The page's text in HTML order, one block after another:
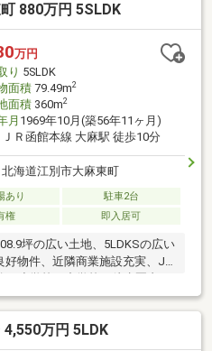
880万円 5SLDK
万円
り 5SLDK
面積79.49m2
面積360m2
月 1969年10月(築56年11ヶ月)
ＪＲ函館本線 大麻駅 徒歩10分
北海道江別市大麻東町
あり
駐車2台
権 即入居可
坪の広い土地、5LDKSの広い
物件、近隣商業施設充実、JR
小学校・中学校が徒歩圏内の
ファミリー層にも需要が高い
万円 5LDK